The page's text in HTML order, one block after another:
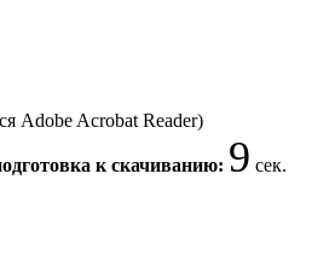
Adobe Acrobat Reader)
к скачиванию: 9 сек.